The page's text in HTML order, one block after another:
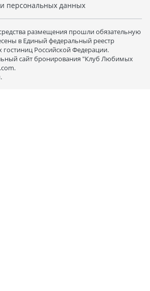
персональных данных
размещения прошли обязательную
в Единый федеральный реестр
Российской Федерации.
сайт бронирования "Клуб Любимых